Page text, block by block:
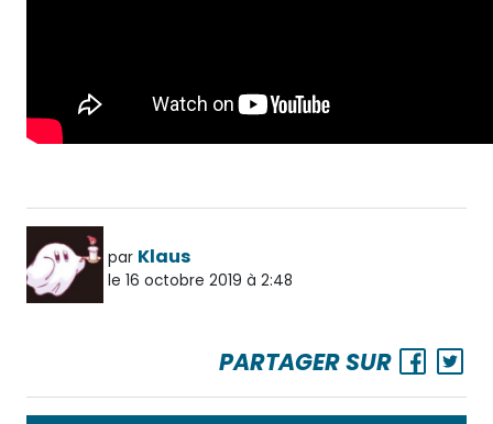
par Klaus
le 16 octobre 2019 à 2:48
PARTAGER SUR